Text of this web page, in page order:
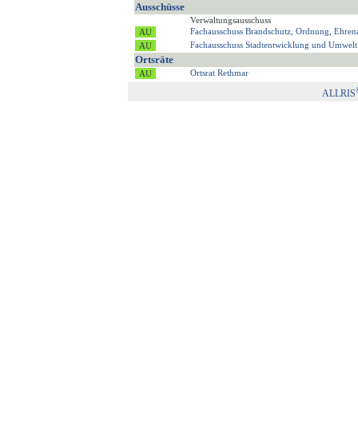
Ausschüsse
Verwaltungsausschuss
Fachausschuss Brandschutz, Ordnung,
Fachausschuss Stadtentwicklung und Umwelt
Ortsräte
Ortsrat Rethmar
ALLRIS